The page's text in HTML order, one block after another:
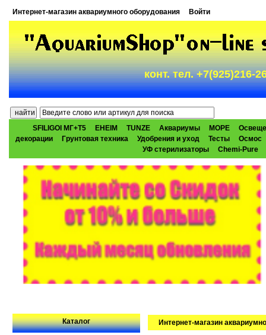
Интернет-магазин аквариумного оборудования Войти
конт. тел. +7(925)216-
SFILIGOI МГ+Т5 EHEIM TUNZE Аквариумы МОРЕ
декорации
Грунтовая техника Удобрения и уход Тесты
Осмос
УФ стерилизаторы
Chemi-Pure
Каталог Интернет-магазин